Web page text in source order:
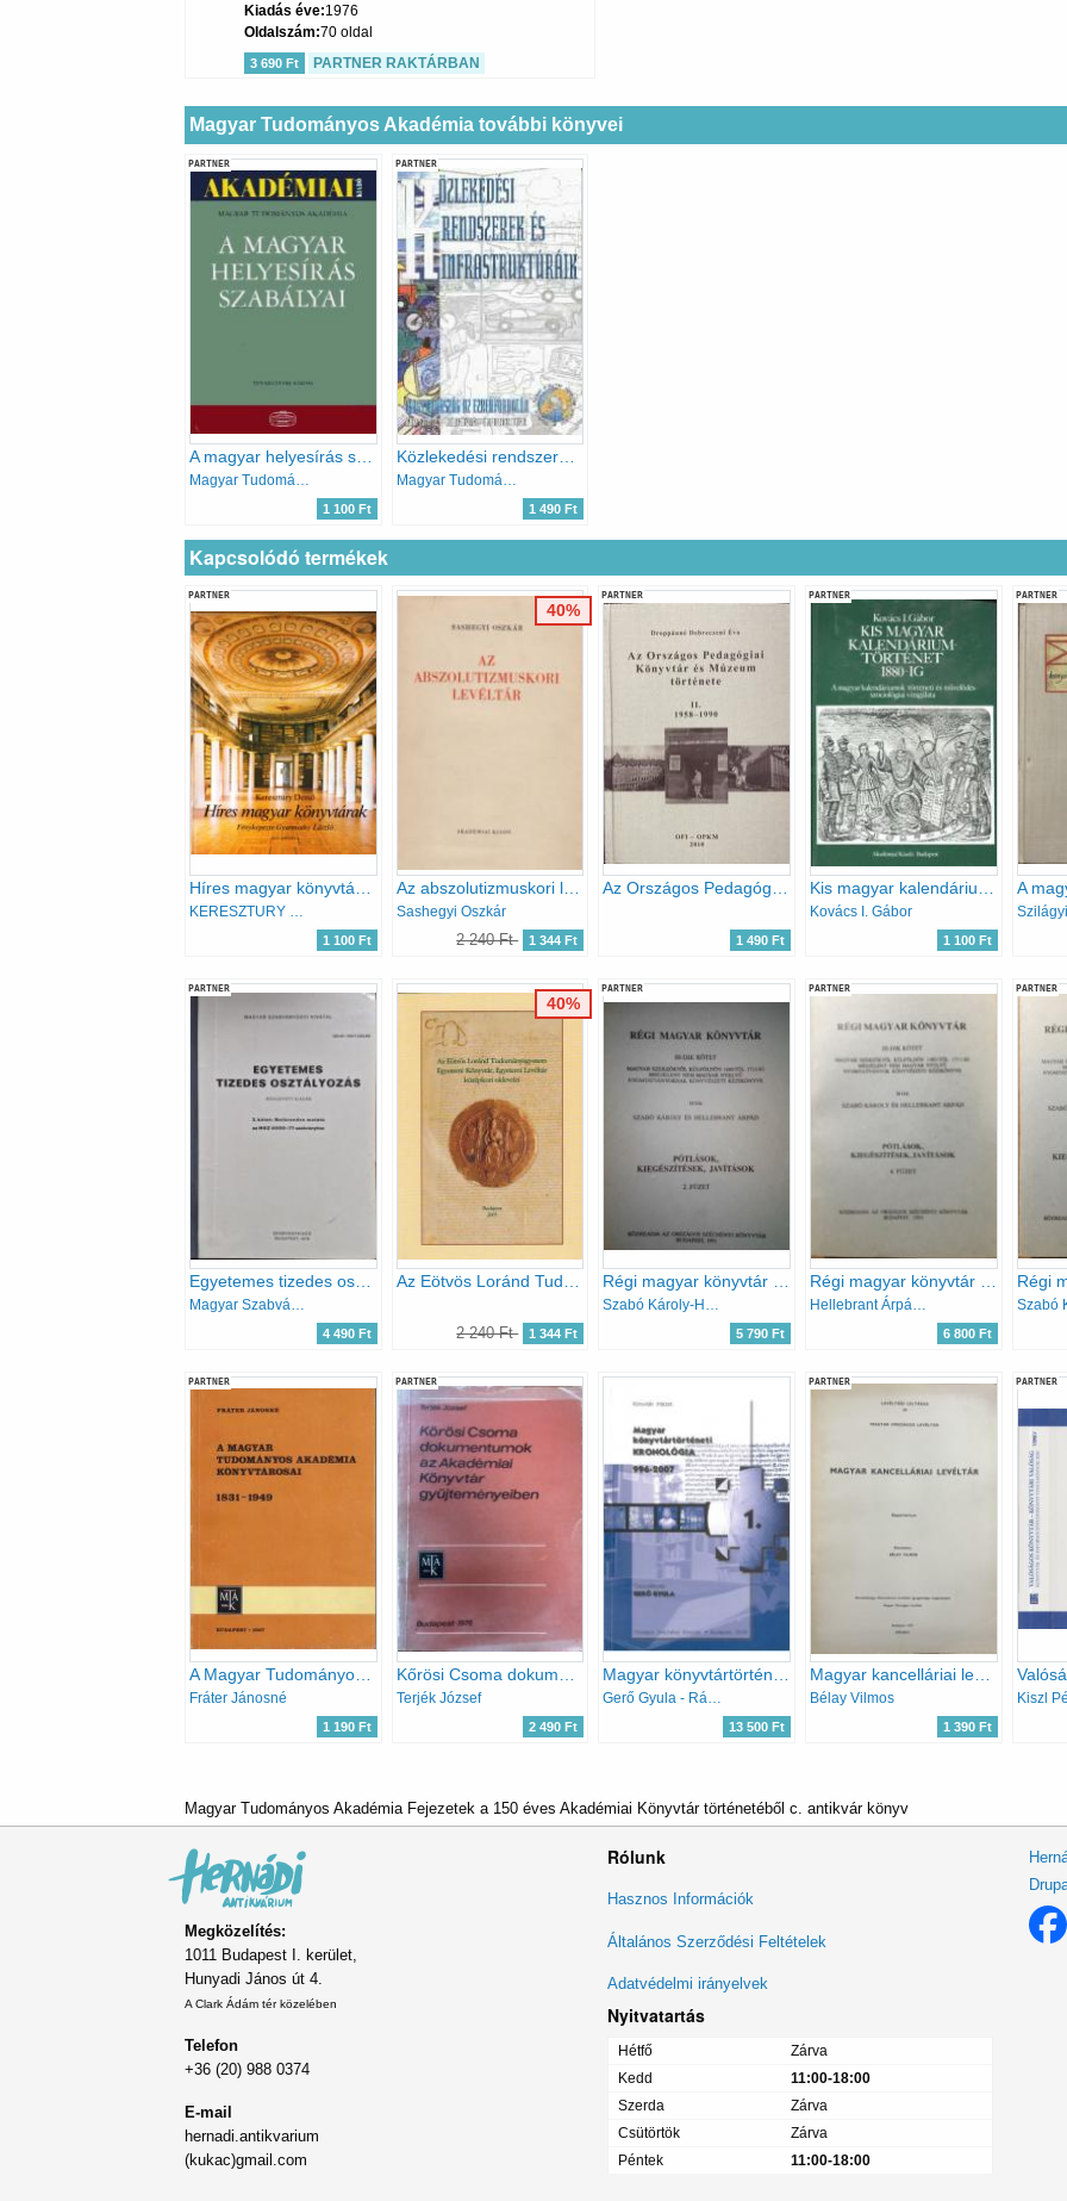
Kiadás éve 1976
Oldalszám 70 oldal
3 690 Ft PARTNER RAKTÁRBAN
Magyar Tudományos Akadémia további könyvei
PARTNER
A magyar helyesírás szabályai
Magyar Tudományos Akadémia
1 100 Ft
PARTNER
Közlekedési rendszerek és infrastruktúráik
Magyar Tudományos Akadémia
1 490 Ft
Kapcsolódó termékek
PARTNER
Híres magyar könyvtárak
KERESZTURY DEZSŐ
1 100 Ft
Az abszolutizmuskori levéltár (A Magyar Országos Levéltár kiadványai I. Levéltári leltárak 4.)
Sashegyi Oszkár
2 240 Ft 1 344 Ft
40%
PARTNER
Az Országos Pedagógiai Könyvtár és Múzeum története II. 1958-1990
1 490 Ft
PARTNER
Kis magyar kalendáriumtörténet 1880-ig A MAGYAR KALENDÁRIUMOK TÖRTÉNETI ÉS MŰVELŐDÉSSZOCIOLÓGIAI VIZSGÁLATA
Kovács I. Gábor
1 100 Ft
PARTNER
PARTNER
Magyar Szabványügyi Hivatal
4 490 Ft 2 240 Ft 1 344 Ft
40%
PARTNER
Szabó Károly-Hellebrandt Árpád
5 790 Ft
PARTNER
Hellebrant Árpád, Szabó Károly
6 800 Ft
PARTNER
PARTNER
Fráter Jánosné
1 190 Ft
PARTNER
Terjék József
2 490 Ft 13 500 Ft
PARTNER
Magyar kancelláriai levéltár (repertórium)
Bélay Vilmos
1 390 Ft
PARTNER
Magyar Tudományos Akadémia Fejezetek a 150 éves Akadémiai Könyvtár történetéből c. antikvár könyv
Megközelítés:
1011 Budapest I. kerület,
Hunyadi János út 4.
A Clark Ádám tér közelében
Telefon
+36 (20) 988 0374
E-mail
hernadi.antikvarium
(kukac)gmail.com
Rólunk
Lábléc
menü
Hasznos Információk
Általános Szerződési Feltételek
Adatvédelmi irányelvek
Nyitvatartás
Hétfő
Zárva
Kedd
11:00-18:00
Szerda
Zárva
Csütörtök
Zárva
Péntek
11:00-18:00